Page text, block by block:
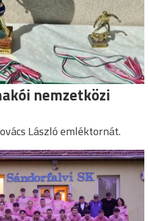
nemzetközi
László emléktornát.